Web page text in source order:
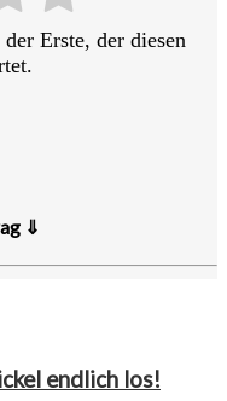
Erste, der diesen
⇓
endlich los!